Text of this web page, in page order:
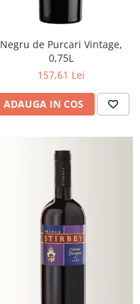
Negru de Purcari Vintage,
0,75L
157,61 Lei
ADAUGA IN COS